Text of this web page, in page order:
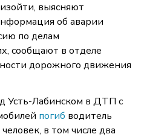
выясняют
об аварии
по делам
сообщают в отделе
дорожного движения
Усть-Лабинском в ДТП с
погиб водитель
в том числе два